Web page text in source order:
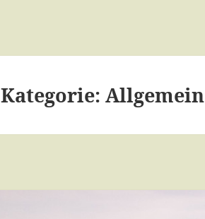
Kategorie:Allgemein